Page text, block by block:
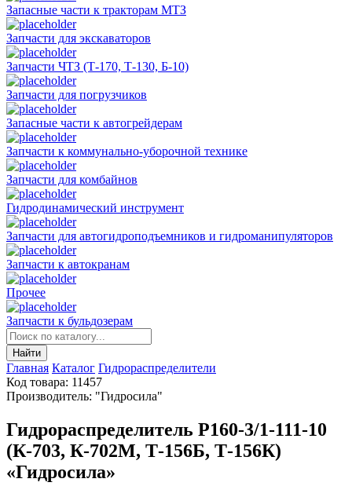
Запасные части к тракторам МТЗ
Запчасти для экскаваторов
Запчасти ЧТЗ (Т-170, Т-130, Б-10)
Запчасти для погрузчиков
Запасные части к автогрейдерам
Запчасти к коммунально-уборочной технике
Запчасти для комбайнов
Гидродинамический инструмент
Запчасти для автогидроподъемников и гидроманипуляторов
Запчасти к автокранам
Прочее
Запчасти к бульдозерам
Найти
Главная Каталог Гидрораспределители
Код товара: 11457
Производитель: "Гидросила"
Гидрораспределитель Р160-3/1-111-10
(К-703, К-702М, Т-156Б, Т-156К)
«Гидросила»